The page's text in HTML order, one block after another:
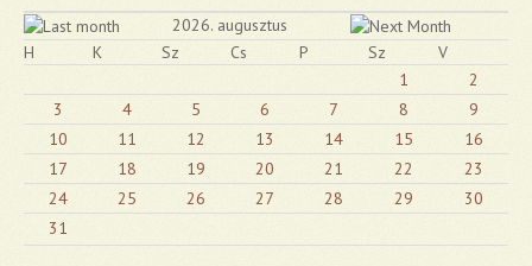
2026. augusztus
H
K Sz Cs P Sz
V
1
2
3
4 5 6 7 8
9
10
11 12 13 14 15
16
17
18 19 20 21 22
23
24
25 26 27 28 29
30
31